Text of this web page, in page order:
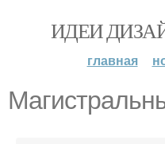
ИДЕИ
главная